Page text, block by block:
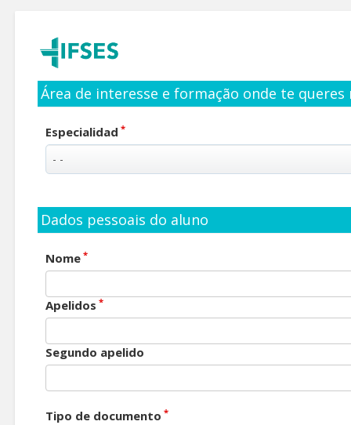
Área de interesse e formação onde te
Especialidad *
Dados pessoais do aluno
Nome *
Apelidos *
Segundo apelido
Tipo de documento *